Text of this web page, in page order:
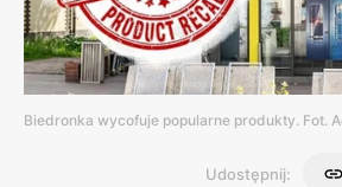
Biedronka wycofuje popularne produkty. Fot.
Udostępnij: